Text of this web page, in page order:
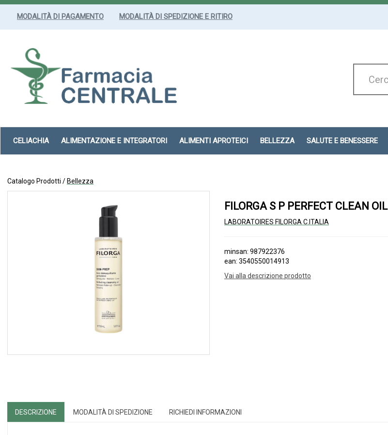
Passa
MODALITÀ DI PAGAMENTO MODALITÀ DI SPEDIZIONE E RITIRO
Prodotto
CELIACHIA ALIMENTAZIONE E INTEGRATORI ALIMENTI APROTEICI BELLEZZA SALUTE E BENESSERE
Catalogo Prodotti / Bellezza
FILORGA S P PERFECT CLEAN OIL
LABORATOIRES FILORGA C.ITALIA
minsan: 987922376
ean: 3540550014913
Vai alla descrizione prodotto
DESCRIZIONE MODALITÀ DI SPEDIZIONE RICHIEDI INFORMAZIONI